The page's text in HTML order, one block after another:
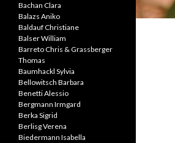
Bachan Clara
Balazs Aniko
Baldauf Christiane
Balser William
Barreto Chris & Grassberger
Thomas
Baumhackl Sylvia
Bellowitsch Barbara
Benetti Alessio
Bergmann Irmgard
Berka Sigrid
Berlisg Verena
Biedermann Isabella